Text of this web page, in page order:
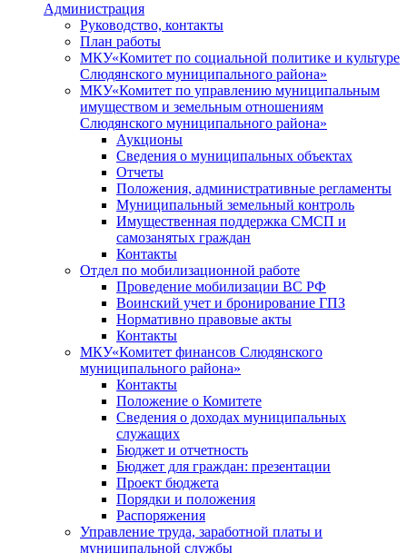
Администрация
Руководство, контакты
План работы
МКУ«Комитет по социальной политике и культуре
Слюдянского муниципального района»
МКУ«Комитет по управлению муниципальным
имуществом и земельным отношениям
Слюдянского муниципального района»
Аукционы
Сведения о муниципальных объектах
Отчеты
Положения, административные регламенты
Муниципальный земельный контроль
Имущественная поддержка СМСП и
самозанятых граждан
Контакты
Отдел по мобилизационной работе
Проведение мобилизации ВС РФ
Воинский учет и бронирование ГПЗ
Нормативно правовые акты
Контакты
МКУ«Комитет финансов Слюдянского
муниципального района»
Контакты
Положение о Комитете
Сведения о доходах муниципальных
служащих
Бюджет и отчетность
Бюджет для граждан: презентации
Проект бюджета
Порядки и положения
Распоряжения
Управление труда, заработной платы и
муниципальной службы